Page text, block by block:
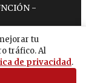
tu
tráfico. Al
de privacidad.
-